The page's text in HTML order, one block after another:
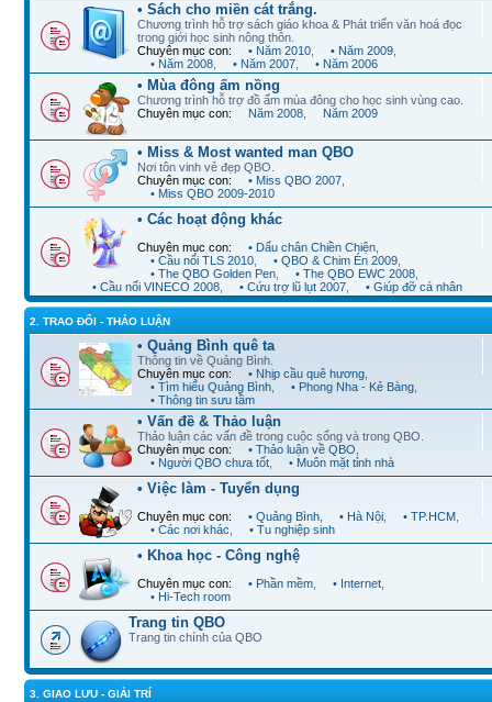
• Sách cho miền cát trắng.
Chương trình hỗ trợ sách giáo khoa & Phát triển văn hoá đọc
trong giới học sinh nông thôn.
Chuyên mục con:
• Năm 2010 • Năm 2009
• Năm 2008
• Năm 2007 • Năm 2006
• Mùa đông ấm nồng
Chương trình hỗ trợ đồ ấm mùa đông cho học sinh vùng cao.
Chuyên mục con:
Năm 2008 Năm 2009
• Miss & Most wanted man QBO
Nơi tôn vinh vẻ đẹp QBO.
Chuyên mục con:
• Miss QBO 2007
• Miss QBO 2009-2010
• Các hoạt động khác
Chuyên mục con: • Dấu chân Chiền Chiện
• Cầu nối TLS 2010
• QBO & Chim Én 2009
• The QBO Golden Pen
• The QBO EWC 2008
• Cầu nối VINECO 2008
• Cứu trợ lũ lụt 2007 • Giúp đỡ cá nhân
2. TRAO ĐỔI - THẢO LUẬN
• Quảng Bình quê ta
Thông tin về Quảng Bình.
Chuyên mục con:
• Nhịp cầu quê hương
• Tìm hiểu Quảng Bình
• Phong Nha - Kẻ Bàng
• Thông tin sưu tầm
• Vấn đề & Thảo luận
Thảo luận các vấn đề trong cuộc sống và trong QBO.
Chuyên mục con:
• Thảo luận về QBO
• Người QBO chưa tốt
• Muôn mặt tỉnh nhà
• Việc làm - Tuyển dụng
Chuyên mục con: • Quảng Bình • Hà Nội • TP.HCM
• Các nơi khác
• Tu nghiệp sinh
• Khoa học - Công nghệ
Chuyên mục con: • Phần mềm • Internet
• Hi-Tech room
Trang tin QBO
Trang tin chính của QBO
3. GIAO LƯU - GIẢI TRÍ